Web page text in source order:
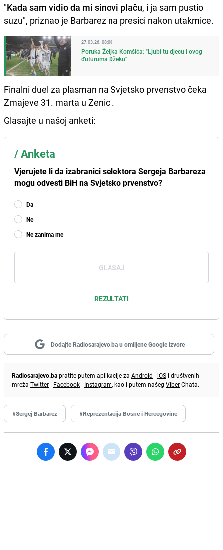
"Kada sam vidio da mi sinovi plaču, i ja sam pustio
suzu", priznao je Barbarez na presici nakon utakmice.
27.03.26. 08:00
Poruka Željka Komšića: "Ljubi tu djecu i ovog
đuturuma Džeku"
Finalni duel za plasman na Svjetsko prvenstvo čeka
Zmajeve 31. marta u Zenici.
Glasajte u našoj anketi:
/Anketa
Vjerujete li da izabranici selektora Sergeja Barbareza
mogu odvesti BiH na Svjetsko prvenstvo?
Da
Ne
Ne zanima me
GLASAJ
REZULTATI
Dodajte Radiosarajevo.ba u omiljene Google izvore
Radiosarajevo.bapratite putem aplikacije za Android | iOS i društvenih
mreža Twitter | Facebook | Instagram, kao i putem našeg ViberChata.
#Sergej Barbarez #Reprezentacija Bosne i Hercegovine